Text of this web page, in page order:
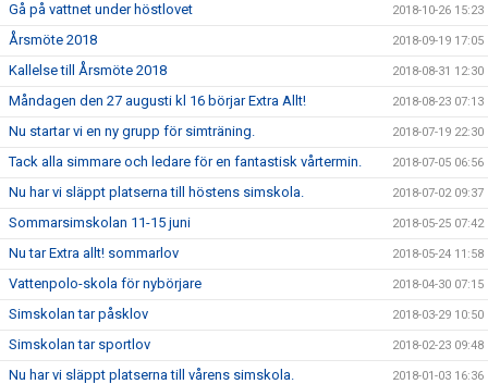
Gå på vattnet under höstlovet 2018-10-26 15:23
Årsmöte 2018 2018-09-19 17:05
Kallelse till Årsmöte 2018 2018-08-31 12:30
Måndagen den 27 augusti kl 16 börjar Extra Allt! 2018-08-23 07:13
Nu startar vi en ny grupp för simträning. 2018-07-19 22:30
Tack alla simmare och ledare för en fantastisk vårtermin. 2018-07-05 06:56
Nu har vi släppt platserna till höstens simskola. 2018-07-02 09:37
Sommarsimskolan 11-15 juni 2018-05-25 07:42
Nu tar Extra allt! sommarlov 2018-05-24 11:58
Vattenpolo-skola för nybörjare 2018-04-30 07:15
Simskolan tar påsklov 2018-03-29 10:50
Simskolan tar sportlov 2018-02-23 09:48
Nu har vi släppt platserna till vårens simskola. 2018-01-03 16:36